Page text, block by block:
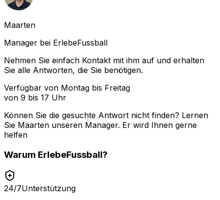
Maarten
Manager bei ErlebeFussball
Nehmen Sie einfach Kontakt mit ihm auf und erhalten
Sie alle Antworten, die Sie benötigen.
Verfügbar von Montag bis Freitag
von 9 bis 17 Uhr
Können Sie die gesuchte Antwort nicht finden? Lernen
Sie Maarten unseren Manager. Er wird Ihnen gerne
helfen
Warum ErlebeFussball?
24/7Unterstützung